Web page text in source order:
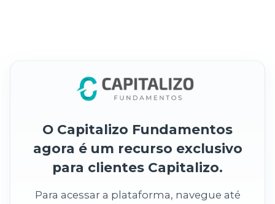
O Capitalizo Fundamentos
agora é um recurso exclusivo
para clientes Capitalizo.
Para acessar a plataforma, navegue até